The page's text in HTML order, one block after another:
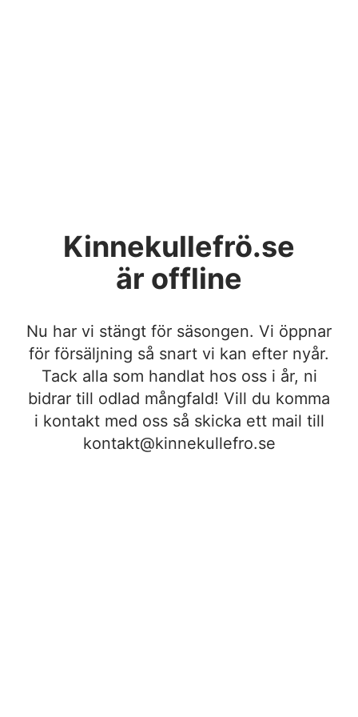
Kinnekullefrö.se
är offline
Nu har vi stängt för säsongen. Vi öppnar
för försäljning så snart vi kan efter nyår.
Tack alla som handlat hos oss i år, ni
bidrar till odlad mångfald! Vill du komma
i kontakt med oss så skicka ett mail till
kontakt@kinnekullefro.se